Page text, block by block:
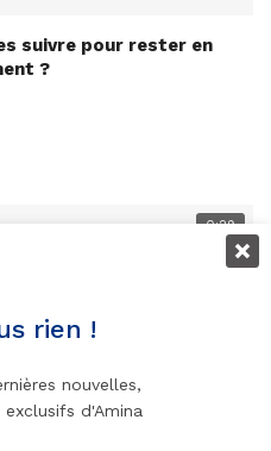
suivre pour rester en
?
0:29
rien !
nouvelles,
d'Amina